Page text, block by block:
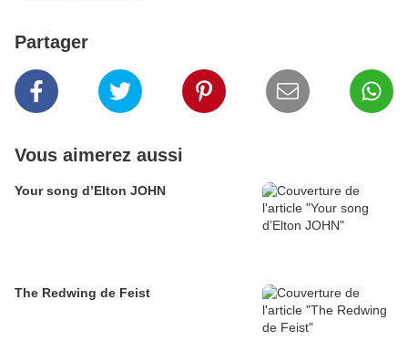
Partager
Vous aimerez aussi
Your song d’Elton JOHN
The Redwing de Feist